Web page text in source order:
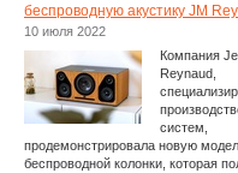
беспроводную акустику JM
10 июля 2022
Компания
Reynaud,
систем,
продемонстрировала новую
беспроводной колонки, которая